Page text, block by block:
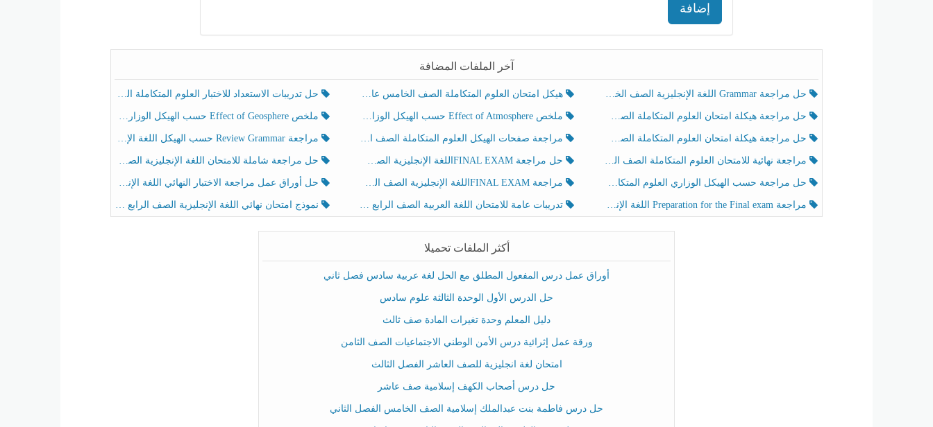
إضافة
آخر الملفات المضافة
حل مراجعة Grammar اللغة الإنجليزية الصف الخامس الفصل الثالث هيكل امتحان العلوم المتكاملة الصف الخامس عام الفصل الدراسي الثالث 2025-2026 حل تدريبات الاستعداد للاختبار العلوم المتكاملة الصف الخامس عام الفصل الثالث
حل مراجعة هيكلة امتحان العلوم المتكاملة الصف الخامس انسبير الفصل الثالث ملخص Effect of Atmosphere حسب الهيكل الوزاري العلوم المتكاملة الصف الخامس انسبير الفصل الثالث ملخص Effect of Geosphere حسب الهيكل الوزاري العلوم المتكاملة الصف الخامس انسبير الفصل الثالث
حل مراجعة هيكلة امتحان العلوم المتكاملة الصف الخامس عام الفصل الثالث مراجعة صفحات الهيكل العلوم المتكاملة الصف الخامس انسبير الفصل الثالث مراجعة Review Grammar حسب الهيكل اللغة الإنجليزية الصف الخامس الفصل الثالث
مراجعة نهائية للامتحان العلوم المتكاملة الصف الخامس انسبير الفصل الثالث حل مراجعة FINAL EXAMاللغة الإنجليزية الصف الخامس الفصل الثالث حل مراجعة شاملة للامتحان اللغة الإنجليزية الصف الخامس الفصل الثالث
حل مراجعة حسب الهيكل الوزاري العلوم المتكاملة الصف الخامس عام الفصل الثالث مراجعة FINAL EXAMاللغة الإنجليزية الصف الخامس الفصل الثالث حل أوراق عمل مراجعة الاختبار النهائي اللغة الإنجليزية الصف الرابع الفصل الثالث
مراجعة Preparation for the Final exam اللغة الإنجليزية الصف الرابع الفصل الثالث تدريبات عامة للامتحان اللغة العربية الصف الرابع الفصل الثالث نموذج امتحان نهائي اللغة الإنجليزية الصف الرابع الفصل الثالث
أكثر الملفات تحميلا
أوراق عمل درس المفعول المطلق مع الحل لغة عربية سادس فصل ثاني
حل الدرس الأول الوحدة الثالثة علوم سادس
دليل المعلم وحدة تغيرات المادة صف ثالث
ورقة عمل إثرائية درس الأمن الوطني الاجتماعيات الصف الثامن
امتحان لغة انجليزية للصف العاشر الفصل الثالث
حل درس أصحاب الكهف إسلامية صف عاشر
حل درس فاطمة بنت عبدالملك إسلامية الصف الخامس الفصل الثاني